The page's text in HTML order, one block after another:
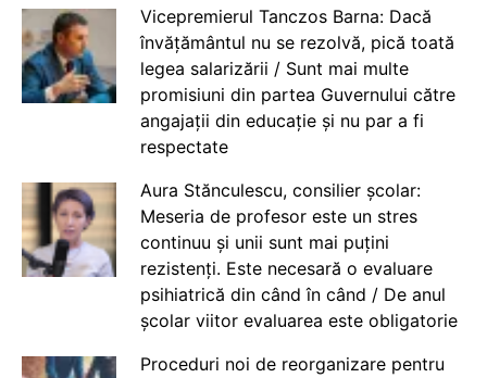
Vicepremierul Tanczos Barna: Dacă
învățământul nu se rezolvă, pică toată
legea salarizării / Sunt mai multe
promisiuni din partea Guvernului către
angajații din educație și nu par a fi
respectate
Aura Stănculescu, consilier școlar:
Meseria de profesor este un stres
continuu și unii sunt mai puțini
rezistenți. Este necesară o evaluare
psihiatrică din când în când / De anul
școlar viitor evaluarea este obligatorie
Proceduri noi de reorganizare pentru